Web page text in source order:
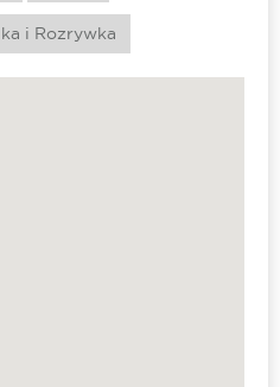
i Rozrywka